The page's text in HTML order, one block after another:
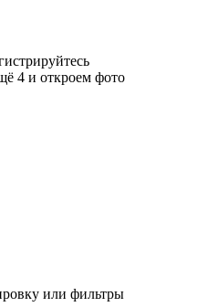
4 и откроем фото
или фильтры